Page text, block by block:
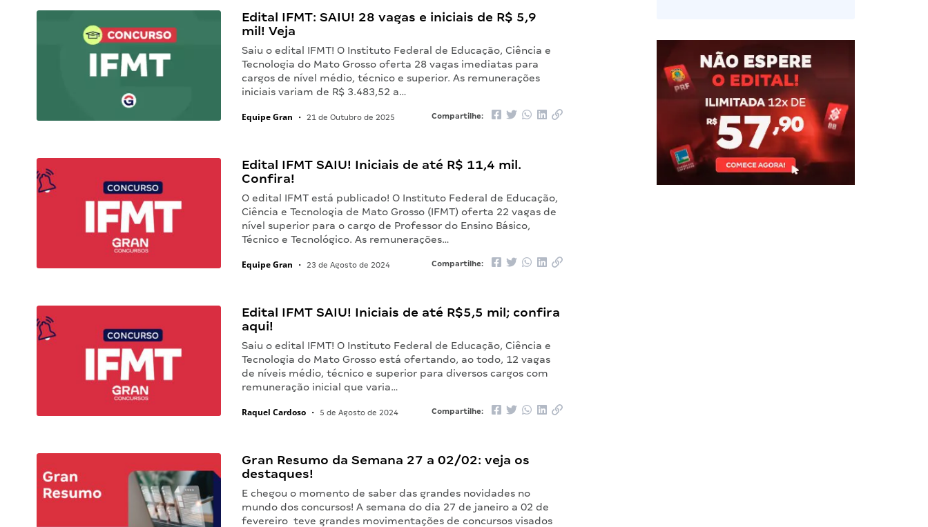
Edital IFMT: SAIU! 28 vagas e iniciais de R$ 5,9
mil! Veja
Saiu o edital IFMT! O Instituto Federal de Educação, Ciência e
Tecnologia do Mato Grosso oferta 28 vagas imediatas para
cargos de nível médio, técnico e superior. As remunerações
iniciais variam de R$ 3.483,52 a…
Equipe Gran • 21 de Outubro de 2025 Compartilhe:
Edital IFMT SAIU! Iniciais de até R$ 11,4 mil.
Confira!
O edital IFMT está publicado! O Instituto Federal de Educação,
Ciência e Tecnologia de Mato Grosso (IFMT) oferta 22 vagas de
nível superior para o cargo de Professor do Ensino Básico,
Técnico e Tecnológico. As remunerações…
Equipe Gran • 23 de Agosto de 2024 Compartilhe:
Edital IFMT SAIU! Iniciais de até R$5,5 mil; confira
aqui!
Saiu o edital IFMT! O Instituto Federal de Educação, Ciência e
Tecnologia do Mato Grosso está ofertando, ao todo, 12 vagas
de níveis médio, técnico e superior para diversos cargos com
remuneração inicial que varia…
Raquel Cardoso • 5 de Agosto de 2024 Compartilhe:
Gran Resumo da Semana 27 a 02/02: veja os
destaques!
E chegou o momento de saber das grandes novidades no
mundo dos concursos! A semana do dia 27 de janeiro a 02 de
fevereiro teve grandes movimentações de concursos visados